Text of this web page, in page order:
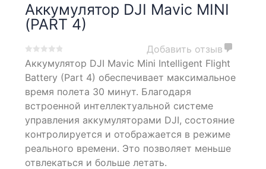
Аккумулятор DJI Mavic MINI
(PART 4)
0
of
5
based
on
0
ratings
Добавить отзыв
Аккумулятор DJI Mavic Mini Intelligent Flight
Battery (Part 4) обеспечивает максимальное
время полета 30 минут. Благодаря
встроенной интеллектуальной системе
управления аккумуляторами DJI, состояние
контролируется и отображается в режиме
реального времени. Это позволяет меньше
отвлекаться и больше летать.